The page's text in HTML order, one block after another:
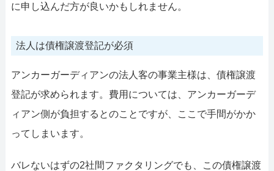
に申し込んだ方が良いかもしれません。
法人は債権譲渡登記が必須
アンカーガーディアンの法人客の事業主様は、債権譲渡
登記が求められます。費用については、アンカーガーデ
ィアン側が負担するとのことですが、ここで手間がかか
ってしまいます。
バレないはずの2社間ファクタリングでも、この債権譲渡